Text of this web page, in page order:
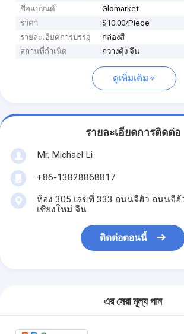
ชื่อแบรนด์
Glomarket
ราคา
$10.00/Piece
รายละเอียดการบรรจุ
กล่องสี
สถานที่กำเนิด
กวางตุ้ง จีน
ดูเพิ่มเติม
รายละเอียดการติดต่อ
Mr. Michael Li
+86-13828868817
ห้อง 305 เลขที่ 333 ถนนจีฮัว ถนนจีฮั
เชียงใหม่ จีน
ติดต่อตอนนี้
এর সেরা মূল্য পান